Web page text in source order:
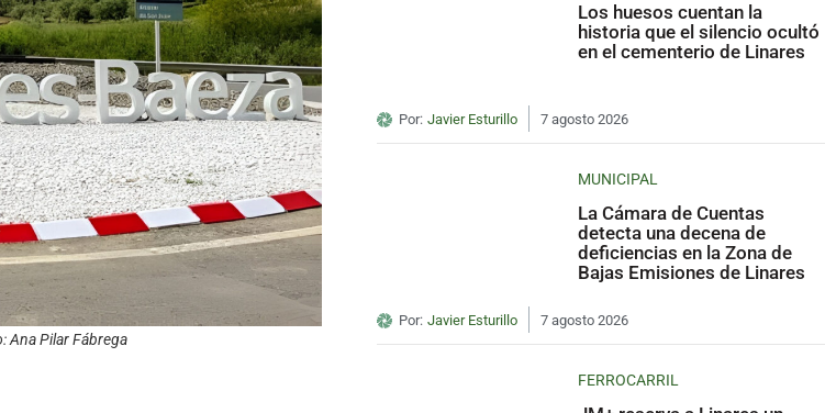
Ana Pilar Fábrega
Los huesos cuentan la
historia que el silencio ocultó
en el cementerio de Linares
Por: Javier Esturillo 7 agosto 2026
MUNICIPAL
La Cámara de Cuentas
detecta una decena de
deficiencias en la Zona de
Bajas Emisiones de Linares
Por: Javier Esturillo 7 agosto 2026
FERROCARRIL